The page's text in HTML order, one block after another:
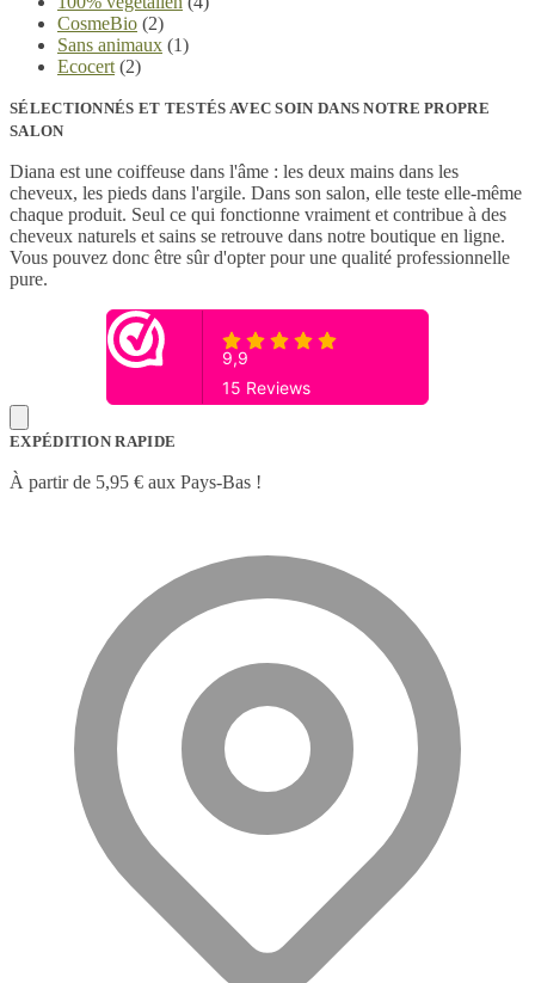
CosmeBio (2)
Sans animaux (1)
Ecocert (2)
SÉLECTIONNÉS ET TESTÉS AVEC SOIN DANS NOTRE PROPRE
SALON
Diana est une coiffeuse dans l'âme : les deux mains dans les
cheveux, les pieds dans l'argile. Dans son salon, elle teste elle-même
chaque produit. Seul ce qui fonctionne vraiment et contribue à des
cheveux naturels et sains se retrouve dans notre boutique en ligne.
Vous pouvez donc être sûr d'opter pour une qualité professionnelle
pure.
EXPÉDITION RAPIDE
À partir de 5,95 € aux Pays-Bas !